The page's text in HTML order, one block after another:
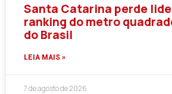
Santa Catarina perde
ranking do metro
do Brasil
LEIA MAIS »
7 de agosto de 2026